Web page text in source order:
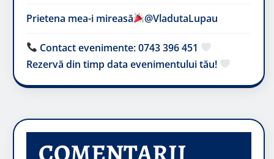
Prietena mea-i mireasă​ @VladutaLupau
Contact evenimente: 0743 396 451
Rezervă din timp data evenimentului tău!